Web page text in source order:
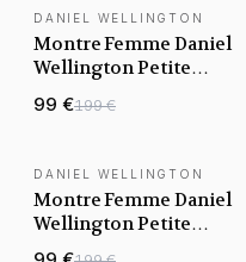
DANIEL WELLINGTON
Montre Femme Daniel
Wellington Petite
Lumine 5-link Two-tone
DW00100616 cadran
99 €199 €
DANIEL WELLINGTON
Montre Femme Daniel
Wellington Petite
Lumine Bezel Melrose